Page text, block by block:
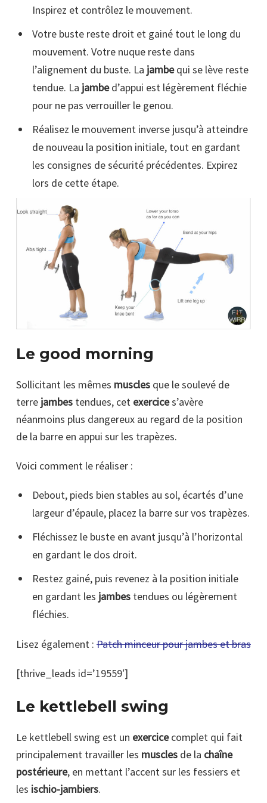
Inspirez et contrôlez le mouvement.
Votre buste reste droit et gainé tout le long du
mouvement. Votre nuque reste dans
l’alignement du buste. La jambequi se lève reste
tendue. La jambed’appui est légèrement fléchie
pour ne pas verrouiller le genou.
Réalisez le mouvement inverse jusqu’à atteindre
de nouveau la position initiale, tout en gardant
les consignes de sécurité précédentes. Expirez
lors de cette étape.
Le good morning
Sollicitant les mêmes muscles que le soulevé de
terre jambes tendues, cet exercices’avère
néanmoins plus dangereux au regard de la position
de la barre en appui sur les trapèzes.
Voici comment le réaliser :
Debout, pieds bien stables au sol, écartés d’une
largeur d’épaule, placez la barre sur vos trapèzes.
Fléchissez le buste en avant jusqu’à l’horizontal
en gardant le dos droit.
Restez gainé, puis revenez à la position initiale
en gardant les jambes tendues ou légèrement
fléchies.
Lisez également : Patch minceur pour jambes et bras
[thrive_leads id=’19559′]
Le kettlebell swing
Le kettlebell swing est un exercicecomplet qui fait
principalement travailler les muscles de la chaîne
postérieure, en mettant l’accent sur les fessiers et
les ischio-jambiers.